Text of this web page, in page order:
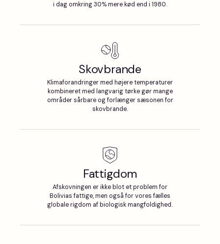
i dag omkring 30% mere kød end i 1980.
Skovbrande
Klimaforandringer med højere temperaturer
kombineret med langvarig tørke gør mange
områder sårbare og forlænger sæsonen for
skovbrande.
Fattigdom
Afskovningen er ikke blot et problem for
Bolivias fattige, men også for vores fælles
globale rigdom af biologisk mangfoldighed.